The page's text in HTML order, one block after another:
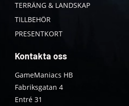
TERRÄNG & LANDSKAP
TILLBEHÖR
PRESENTKORT
Kontakta oss
GameManiacs HB
Fabriksgatan 4
Entré 31